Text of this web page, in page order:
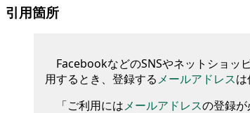
引用箇所
FacebookなどのSNSやネッ トショ ッ
用するとき 、 登録するメールアドレス
「ご利用にはメールアドレスの登録